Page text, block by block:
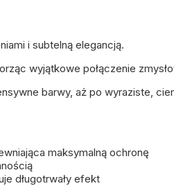
i subtelną elegancją.
wyjątkowe połączenie
barwy, aż po wyraziste,
maksymalną ochronę
długotrwały efekt